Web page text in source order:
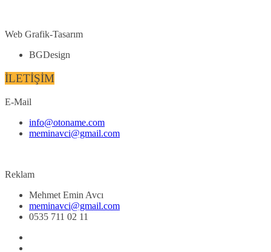
Web Grafik-Tasarım
BGDesign
İLETİŞİM
E-Mail
info@otoname.com
meminavci@gmail.com
Reklam
Mehmet Emin Avcı
meminavci@gmail.com
0535 711 02 11